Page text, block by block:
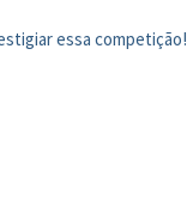
essa competição!